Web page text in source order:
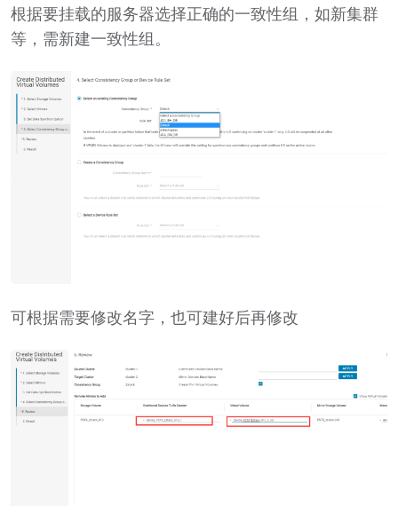
根据要挂载的服务器选择正确的一致性组，如新集群
等，需新建一致性组。
可根据需要修改名字，也可建好后再修改